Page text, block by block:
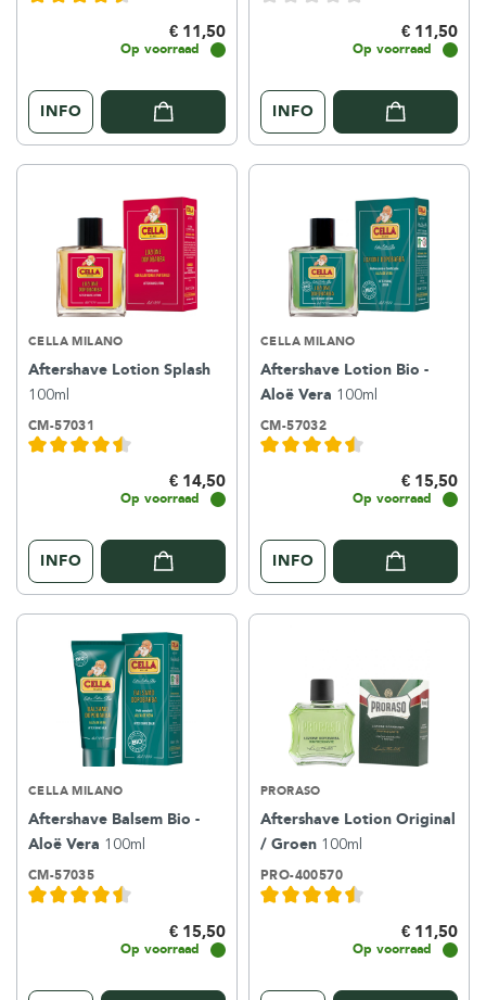
€ 11,50
Op voorraad
INFO
€ 11,50
Op voorraad
INFO
CELLA MILANO
Aftershave Lotion Splash
100ml
CM-57031
€ 14,50
Op voorraad
INFO
CELLA MILANO
Aftershave Lotion Bio -
Aloë Vera 100ml
CM-57032
€ 15,50
Op voorraad
INFO
CELLA MILANO
Aftershave Balsem Bio -
Aloë Vera 100ml
CM-57035
€ 15,50
Op voorraad
PRORASO
Aftershave Lotion Original
/ Groen 100ml
PRO-400570
€ 11,50
Op voorraad